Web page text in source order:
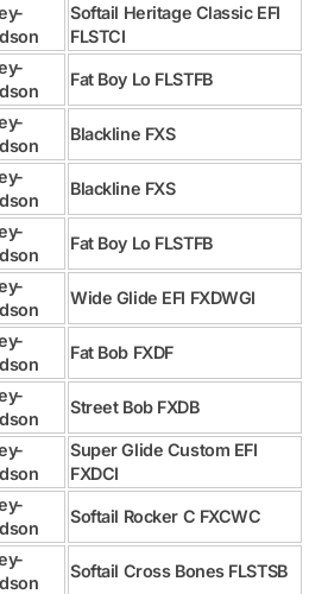
Softail Heritage Classic EFI
FLSTCI
Fat Boy Lo FLSTFB
Blackline FXS
Blackline FXS
Fat Boy Lo FLSTFB
Wide Glide EFI FXDWGI
Fat Bob FXDF
Street Bob FXDB
Super Glide Custom EFI
FXDCI
Softail Rocker C FXCWC
Softail Cross Bones FLSTSB